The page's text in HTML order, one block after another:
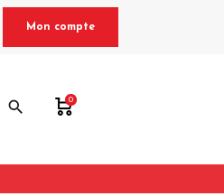
Mon compte
search 0